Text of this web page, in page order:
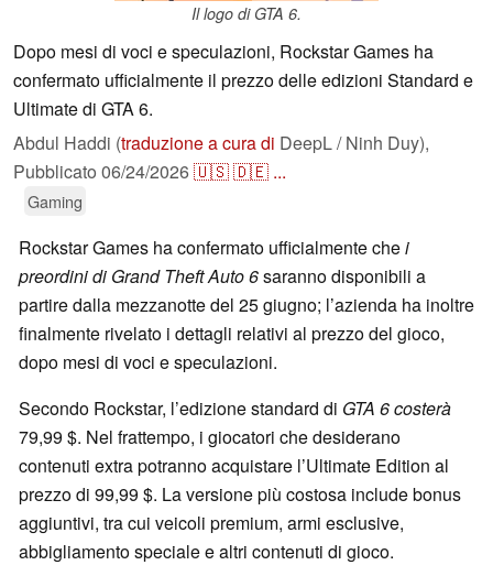
Il logo di GTA 6.
Dopo mesi di voci e speculazioni, Rockstar Games ha
confermato ufficialmente il prezzo delle edizioni Standard e
Ultimate di GTA 6.
Abdul Haddi (traduzione a cura di DeepL / Ninh Duy),
Pubblicato 06/24/2026🇺🇸🇩🇪 ...
Gaming
Rockstar Games ha confermato ufficialmente chei
preordini di Grand Theft Auto 6saranno disponibili a
partire dalla mezzanotte del 25 giugno; l’azienda ha inoltre
finalmente rivelato i dettagli relativi al prezzo del gioco,
dopo mesi di voci e speculazioni.
Secondo Rockstar, l’edizione standard di GTA 6 costerà
79,99 $. Nel frattempo, i giocatori che desiderano
contenuti extra potranno acquistare l’Ultimate Edition al
prezzo di 99,99 $. La versione più costosa include bonus
aggiuntivi, tra cui veicoli premium, armi esclusive,
abbigliamento speciale e altri contenuti di gioco.